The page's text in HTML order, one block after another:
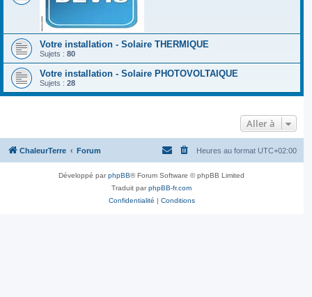
Votre installation - Solaire THERMIQUE
Sujets : 80
Votre installation - Solaire PHOTOVOLTAIQUE
Sujets : 28
Aller à
ChaleurTerre Forum Heures au format UTC+02:00
Développé parphpBB® Forum Software © phpBB Limited
Traduit parphpBB-fr.com
Confidentialité | Conditions